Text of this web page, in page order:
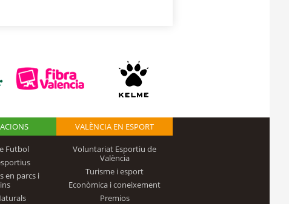
Futbol
en parcs i
VALÈNCIA EN ESPORT
Voluntariat Esportiu de
València
Turisme i esport
Econòmica i coneixement
Premios